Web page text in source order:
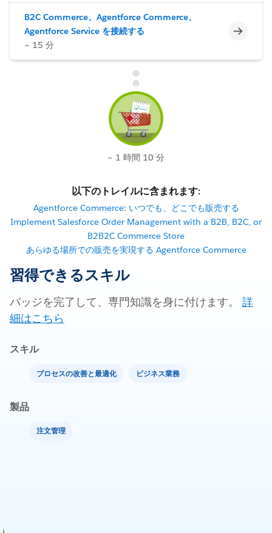
B2C Commerce、Agentforce Commerce、
Agentforce Service を接続する
~ 15 分
未完了
~ 1 時間 10 分
以下のトレイルに含まれます:
Agentforce Commerce: いつでも、どこでも販売する
Implement Salesforce Order Management with a B2B, B2C, or
B2B2C Commerce Store
あらゆる場所での販売を実現する Agentforce Commerce
習得できるスキル
バッジを完了して、専門知識を身に付けます。 詳
細はこちら
スキル
プロセスの改善と最適化 ビジネス業務
製品
注文管理